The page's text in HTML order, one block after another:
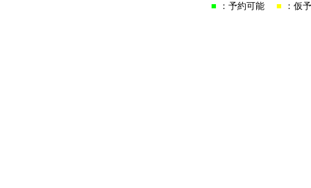
■ ：予約可能 ■ ：仮